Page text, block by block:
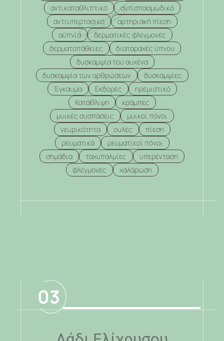
αντικαταθλιπτικό
αντισπασμωδικό
αντιυπερτασικό
αρτηριακή πίεση
αϋπνία
δερματικές φλεγμονές
δερματοπάθειες
διαταραχές ύπνου
δυσκαμψία του αυχένα
δυσκαμψία των αρθρώσεων
δυσκαμψίες
Έγκαυμα
Εκδορές
ηρεμιστικό
Κατάθλιψη
κράμπες
μυικές συσπάσεις
μυικοί πόνοι
νευρικότητα
ουλές
πίεση
ρευματικά
ρευματικοί πόνοι
σημάδια
ταχυπαλμίες
υπερένταση
φλεγμονές
χαλάρωση
.
03